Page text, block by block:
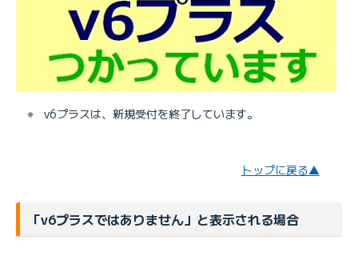
※ v6プラスは、新規受付を終了しています。
トップに戻る▲
「v6プラスではありません」と表示される場合